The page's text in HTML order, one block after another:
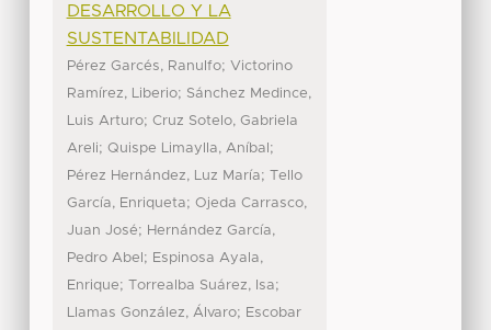
DESARROLLO Y LA
SUSTENTABILIDAD
Pérez Garcés, Ranulfo; Victorino
Ramírez, Liberio; Sánchez Medince,
Luis Arturo; Cruz Sotelo, Gabriela
Areli; Quispe Limaylla, Aníbal ;
Pérez Hernández, Luz María; Tello
García, Enriqueta; Ojeda Carrasco,
Juan José; Hernández García,
Pedro Abel ; Espinosa Ayala,
Enrique; Torrealba Suárez, Isa;
Llamas González, Álvaro; Escobar